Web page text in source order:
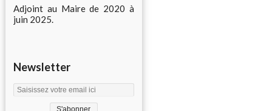
Adjoint au Maire de 2020 à
juin 2025.
Newsletter